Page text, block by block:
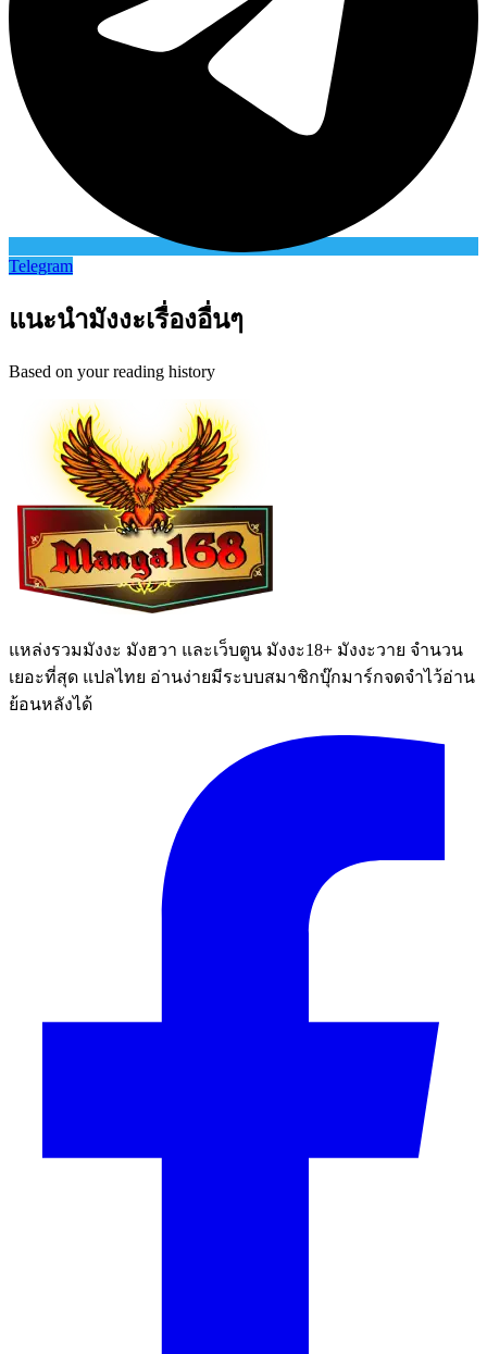
Telegram
แนะนำมังงะเรื่องอื่นๆ
Based on your reading history
แหล่งรวมมังงะ มังฮวา และเว็บตูน มังงะ18+ มังงะวาย จำนวน
เยอะที่สุด แปลไทย อ่านง่ายมีระบบสมาชิกบุ๊กมาร์กจดจำไว้อ่าน
ย้อนหลังได้